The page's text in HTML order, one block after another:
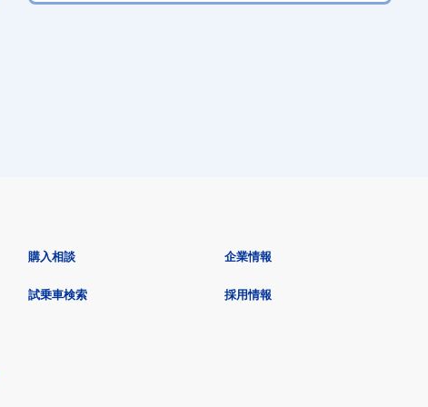
購入相談
試乗車検索
企業情報
採用情報